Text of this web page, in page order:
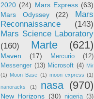
2020 (24) Mars Express (63)
Mars Odyssey
(22)
Mars
Reconnaissance
(143)
Mars Science Laboratory
(160)
Marte (621)
Maven (17) Mercurio
(12)
Messenger (13) Microsoft (4) Mir
(1) Moon Base (1) moon express (1)
nanoracks (1) nasa (970)
New Horizons (30) nigeria (3)